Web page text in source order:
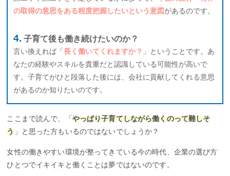
の取得の意思をある程度把握したいという意図があるのです。
子育て後も働き続けたいのか？
言い換えれば「 長く働いてくれますか？ 」ということです。あ
なたの経験やスキルを貴重だと認識している可能性が高いで
す。子育てがひと段落した後には、会社に貢献してくれる意思
があるのか知りたいのです。
ここまで読んで、「 やっぱり子育てしながら働くのって難しそ
う」と思った方もいるのではないでしょうか？
女性の働きやすい環境が整ってきている今の時代、企業の選び方
ひとつでイキイキと働くことは夢ではないのです。